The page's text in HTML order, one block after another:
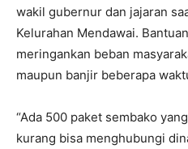
wakil gubernur dan jajaran
Kelurahan Mendawai.
meringankan beban
maupun banjir beberapa
“Ada 500 paket sembako
kurang bisa menghubungi